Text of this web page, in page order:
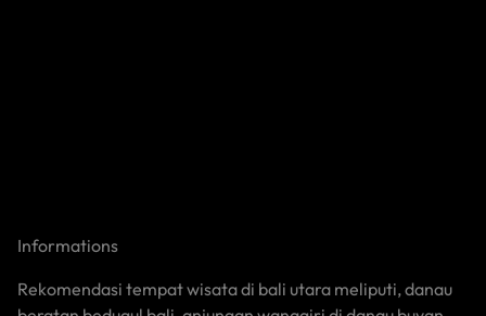
Informations
Rekomendasi tempat wisata di bali utara meliputi, danau